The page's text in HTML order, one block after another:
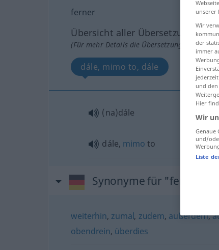
ferner
Übersicht aller Übersetzungen
(Für mehr Details die Übersetzung
dále, mimo to, dále
(na)dále
dále, mimo to
Synonyme für "ferner"
weiterhin, zumal, zudem, außerdem,
obendrein, überdies
unserer
Wir
der
immer
und
Hier
Wir
Genaue
und/
Liste